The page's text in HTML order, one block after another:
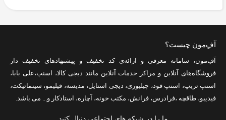
آفِ‌مون چیست؟
آفِ‌مون، سامانه معرفی و ارائه‌یکد تخفیف و پیشنهادهای تخفیف دار
فروشگاه‌های آنلاین و مراکز خدمات آنلاین مانند دیجی کالا، اسنپ،علی بابا،
اسنپ تریپ، اسنپ فود، چیلیوری، دیجی استایل، مدیسه، فیلیمو، سینماتیکت،
فیدیبو، طاقچه ،فرادرس، فرانش، مکتب خونه، آچاره، استادکار و... می باشد.